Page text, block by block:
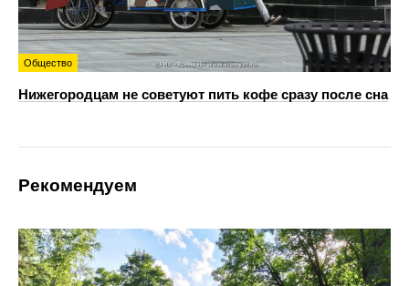
Общество
Нижегородцам не советуют пить кофе сразу после сна
Рекомендуем